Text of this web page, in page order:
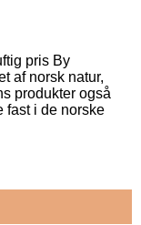
pris By
af norsk natur,
produkter også
fast i de norske